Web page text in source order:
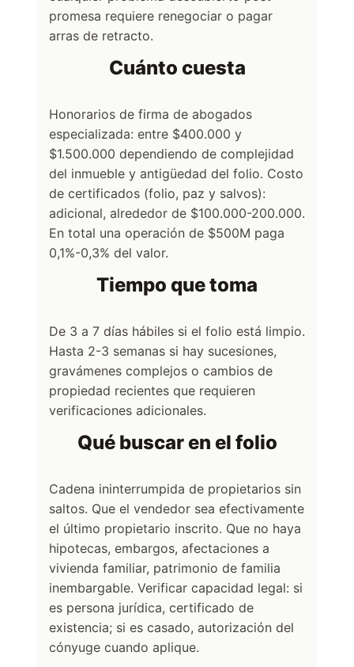
promesa requiere renegociar o pagar
arras de retracto.
Cuánto cuesta
Honorarios de firma de abogados
especializada: entre $400.000 y
$1.500.000 dependiendo de complejidad
del inmueble y antigüedad del folio. Costo
de certificados (folio, paz y salvos):
adicional, alrededor de $100.000-200.000.
En total una operación de $500M paga
0,1%-0,3% del valor.
Tiempo que toma
De 3 a 7 días hábiles si el folio está limpio.
Hasta 2-3 semanas si hay sucesiones,
gravámenes complejos o cambios de
propiedad recientes que requieren
verificaciones adicionales.
Qué buscar en el folio
Cadena ininterrumpida de propietarios sin
saltos. Que el vendedor sea efectivamente
el último propietario inscrito. Que no haya
hipotecas, embargos, afectaciones a
vivienda familiar, patrimonio de familia
inembargable. Verificar capacidad legal: si
es persona jurídica, certificado de
existencia; si es casado, autorización del
cónyuge cuando aplique.